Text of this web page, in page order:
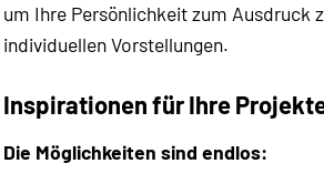
um Ihre Persönlichkeit zum Ausdruck
individuellen Vorstellungen.
Inspirationen für Ihre
Die Möglichkeiten sind endlos: